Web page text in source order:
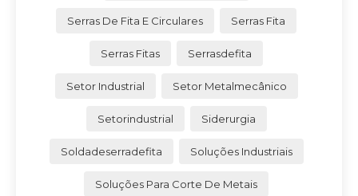
Serras De Fita E Circulares Serras Fita
Serras Fitas Serrasdefita
Setor Industrial Setor Metalmecânico
Setorindustrial Siderurgia
Soldadeserradefita Soluções Industriais
Soluções Para Corte De Metais